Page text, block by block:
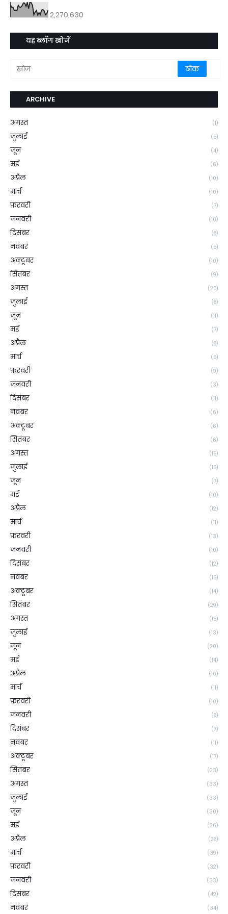
2,270,630
यह ब्लॉग खोजें
ARCHIVE
अगस्त (1)
जुलाई (5)
जून (4)
मई (6)
अप्रैल (10)
मार्च (10)
फ़रवरी (7)
जनवरी (10)
दिसंबर (8)
नवंबर (5)
अक्टूबर (10)
सितंबर (9)
अगस्त (25)
जुलाई (8)
जून (11)
मई (7)
अप्रैल (8)
मार्च (5)
फ़रवरी (9)
जनवरी (3)
दिसंबर (11)
नवंबर (6)
अक्टूबर (6)
सितंबर (6)
अगस्त (15)
जुलाई (15)
जून (7)
मई (10)
अप्रैल (12)
मार्च (11)
फ़रवरी (13)
जनवरी (10)
दिसंबर (12)
नवंबर (15)
अक्टूबर (14)
सितंबर (29)
अगस्त (15)
जुलाई (13)
जून (20)
मई (14)
अप्रैल (10)
मार्च (11)
फ़रवरी (10)
जनवरी (8)
दिसंबर (7)
नवंबर (11)
अक्टूबर (17)
सितंबर (23)
अगस्त (33)
जुलाई (33)
जून (30)
मई (26)
अप्रैल (28)
मार्च (39)
फ़रवरी (32)
जनवरी (33)
दिसंबर (42)
नवंबर (34)